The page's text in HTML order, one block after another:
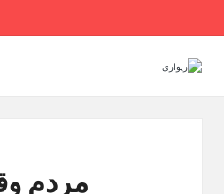
Skip
content
مردم